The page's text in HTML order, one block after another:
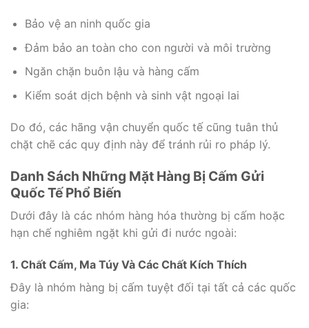
Bảo vệ an ninh quốc gia
Đảm bảo an toàn cho con người và môi trường
Ngăn chặn buôn lậu và hàng cấm
Kiểm soát dịch bệnh và sinh vật ngoại lai
Do đó, các hãng vận chuyển quốc tế cũng tuân thủ
chặt chẽ các quy định này để tránh rủi ro pháp lý.
Danh Sách Những Mặt Hàng Bị Cấm Gửi
Quốc Tế Phổ Biến
Dưới đây là các nhóm hàng hóa thường bị cấm hoặc
hạn chế nghiêm ngặt khi gửi đi nước ngoài:
1. Chất Cấm, Ma Túy Và Các Chất Kích Thích
Đây là nhóm hàng bị cấm tuyệt đối tại tất cả các quốc
gia: